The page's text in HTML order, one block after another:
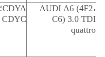
AUDI A6 (4F2،
C6) 3.0 TDI
quattro
CDYA؛
CDYC